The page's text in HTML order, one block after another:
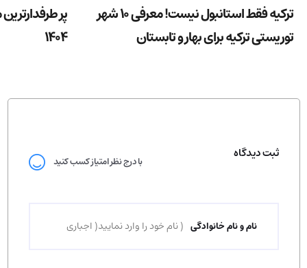
ترکیه فقط استانبول نیست! معرفی 10 شهر
توریستی ترکیه برای بهار و تابستان
پر
1404
ثبت دیدگاه با درج نظر امتیاز کسب کنید
نام و نام خانوادگی